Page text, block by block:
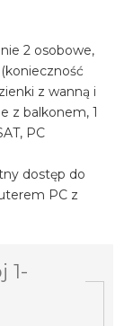
2 osobowe,
z wanną i
z balkonem, 1
PC
dostęp do
PC z
1-